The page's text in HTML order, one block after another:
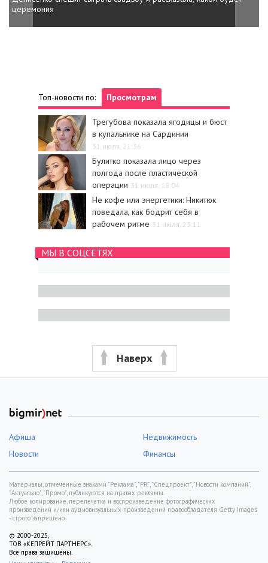
церемония
Топ-новости по: Просмотрам
Трегубова показала ягодицы и бюст
в купальнике на Сардинии
31 июля, 21:36
Булитко показала лицо через
полгода после пластической
операции 31 июля, 18:04
Не кофе или энергетики: Никитюк
поведала, как бодрит себя в
рабочем ритме 31 июля, 23:11
МЫ В СОЦСЕТЯХ
Наверх
Афиша
Недвижимость
Новости
Финансы
Материалы, отмеченные знаками "Реклама", "PR", "Спецпроект", "Новости компаний",
"Актуально", "Промо", публикуются на правах рекламы.
Любое копирование, перепечатка и воспроизведение фотографических
произведений и/или аудиовизуальных произведений правообладателя Getty Images
- строго запрещено.
© 2000-2025,
ТОВ «КЕПРЕЙТ ПАРТНЕРС».
Все права защищены.